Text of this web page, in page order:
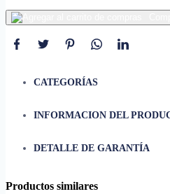
CATEGORÍAS
INFORMACION DEL
• Material
• Forrado en caucho para una
DETALLE DE GARANTÍA
Productos similares